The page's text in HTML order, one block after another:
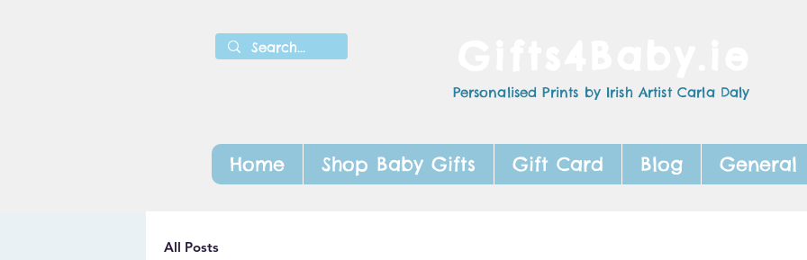
Personalised Prints by Irish Artist Carla Daly
Home Shop Baby Gifts Gift Card Blog General
All Posts